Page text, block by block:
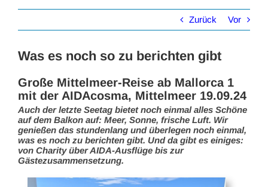
Zurück Vor
Was es noch so zu berichten gibt
Große Mittelmeer-Reise ab Mallorca 1
mit der AIDAcosma, Mittelmeer 19.09.24
Auch der letzte Seetag bietet noch einmal alles Schöne
auf dem Balkon auf: Meer, Sonne, frische Luft. Wir
genießen das stundenlang und überlegen noch einmal,
was es noch zu berichten gibt. Und da gibt es einiges:
von Charity über AIDA-Ausflüge bis zur
Gästezusammensetzung.